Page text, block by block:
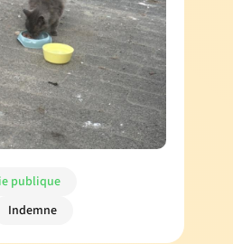
publique
Indemne